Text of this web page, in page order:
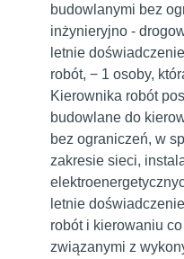
budowlanymi bez
inżynieryjno -
letnie
robót, − 1 osoby,
Kierownika robót
budowlane do
bez ograniczeń, w
zakresie sieci,
letnie
robót i kierowaniu
związanymi z